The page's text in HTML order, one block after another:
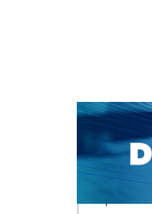
CAPA
NOTÍCIAS
Capa>n. 248
O arquivo
de arquivos